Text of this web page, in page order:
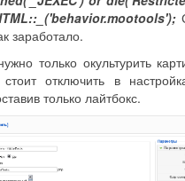
заработало.
только окультурить
отключить в
только лайтбокс.